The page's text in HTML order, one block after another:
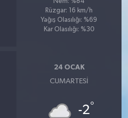
Rüzgar: 16 km/h
Yağış Olasılığı: %69
Kar Olasılığı: %30
24 OCAK
CUMARTESI
-2°